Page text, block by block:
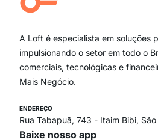
Ipiranga
Paraíso
Itaim Bibi
A Loft é especialista em soluções
impulsionando o setor em todo o
comerciais, tecnológicas e
Mais Negócio.
ENDEREÇO
Rua Tabapuã, 743 - Itaim Bibi,
Baixe nosso app